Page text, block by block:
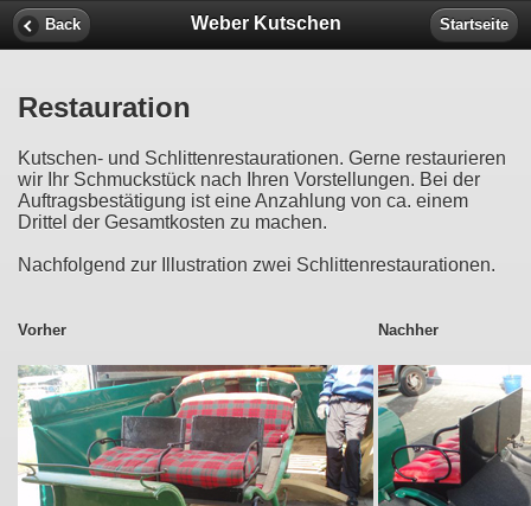
Back Weber Kutschen Startseite
Restauration
Kutschen- und Schlittenrestaurationen. Gerne restaurieren
wir Ihr Schmuckstück nach Ihren Vorstellungen. Bei der
Auftragsbestätigung ist eine Anzahlung von ca. einem
Drittel der Gesamtkosten zu machen.
Nachfolgend zur Illustration zwei Schlittenrestaurationen.
Vorher Nachher